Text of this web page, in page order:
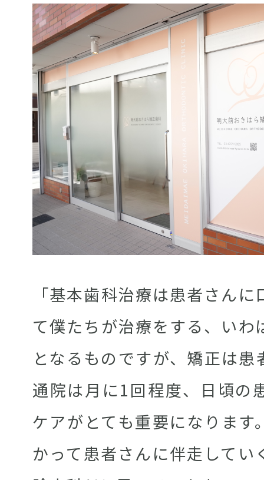
「基本歯科治療は患者さん
て僕たちが治療をする、いわ
となるものですが、矯正は
通院は月に1回程度、日頃の
ケアがとても重要になります
かって患者さんに伴走してい